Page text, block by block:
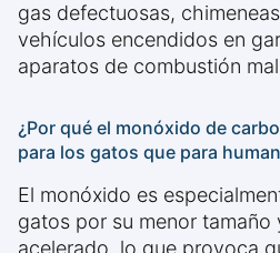
gas defectuosas,
vehículos encendidos en
aparatos de combustión
¿Por qué el monóxido de
para los gatos que para
El monóxido es
gatos por su menor tamaño